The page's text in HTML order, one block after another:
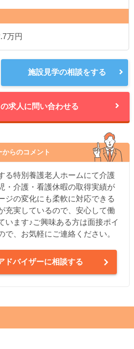
万円
施設見学の相談をする
求人に問い合わせる
らのコメント
る特別養護老人ホームにて介護
・介護・看護休暇の取得実績が
ジの変化にも柔軟に対応できる
充実しているので、安心して働
います♪ご興味ある方は面接ポイ
で、お気軽にご連絡ください。
ドバイザーに相談する